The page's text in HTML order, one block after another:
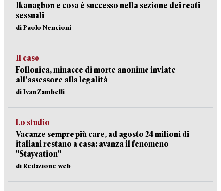
Ikanagbon e cosa è successo nella sezione dei reati
sessuali
di Paolo Nencioni
Il caso
Follonica, minacce di morte anonime inviate
all’assessore alla legalità
di Ivan Zambelli
Lo studio
Vacanze sempre più care, ad agosto 24 milioni di
italiani restano a casa: avanza il fenomeno
"Staycation"
di Redazione web